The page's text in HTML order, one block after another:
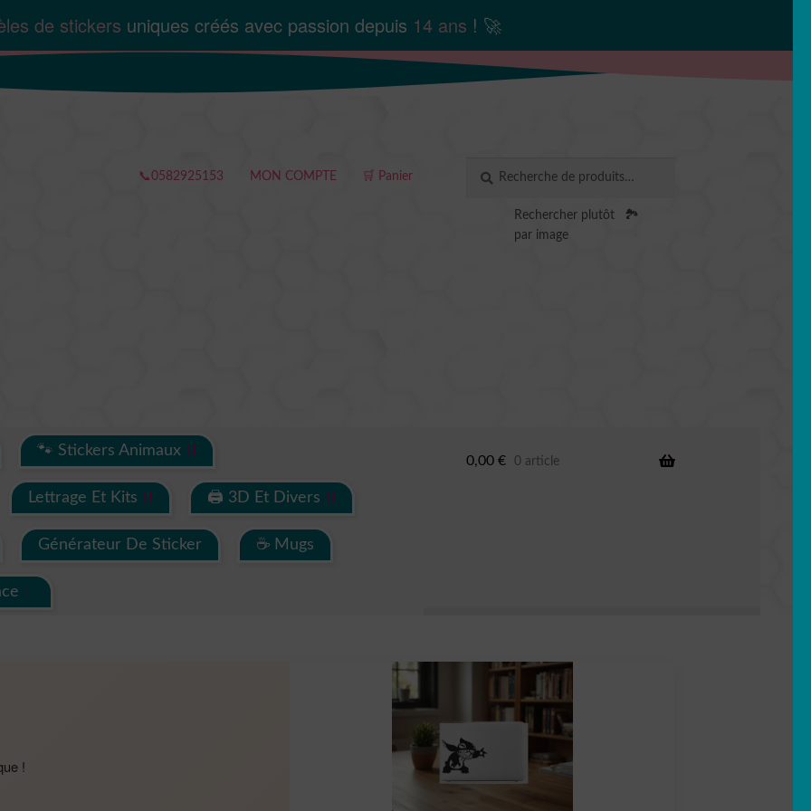
de stickers uniques créés avec passion depuis 14 ans ! 🚀
📞0582925153 MON COMPTE 🛒 Panier
pour :
RECHERCHE
Rechercher plutôt
par image
🏞️
🐾 Stickers Animaux
Lettrage Et Kits 🖨 3D Et Divers
Générateur De Sticker ☕ Mugs
0,00 € 0 article
!